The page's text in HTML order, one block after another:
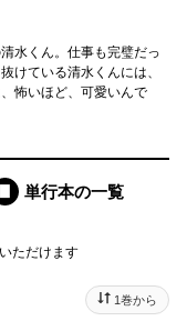
水くん。仕事も完璧だっ
けている清水くんには、
怖いほど、可愛いんで
単行本の一覧
ただけます
1巻から